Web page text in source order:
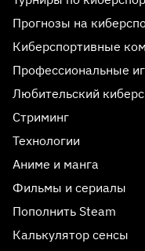
Прогнозы на
Киберспортивные
Профессиональные
Любительский
Стриминг
Технологии
Аниме и манга
Фильмы и сериалы
Пополнить Steam
Калькулятор сенсы